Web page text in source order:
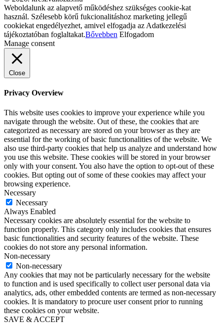
Weboldalunk az alapvető működéshez szükséges cookie-kat
használ. Szélesebb körű fukcionalitáshoz marketing jellegű
cookiekat engedélyezhet, amivel elfogadja az Adatkezelési
tájékoztatóban foglaltakat.Bővebben Elfogadom
Manage consent
Close
Privacy Overview
This website uses cookies to improve your experience while you
navigate through the website. Out of these, the cookies that are
categorized as necessary are stored on your browser as they are
essential for the working of basic functionalities of the website. We
also use third-party cookies that help us analyze and understand how
you use this website. These cookies will be stored in your browser
only with your consent. You also have the option to opt-out of these
cookies. But opting out of some of these cookies may affect your
browsing experience.
Necessary
Necessary
Always Enabled
Necessary cookies are absolutely essential for the website to
function properly. This category only includes cookies that ensures
basic functionalities and security features of the website. These
cookies do not store any personal information.
Non-necessary
Non-necessary
Any cookies that may not be particularly necessary for the website
to function and is used specifically to collect user personal data via
analytics, ads, other embedded contents are termed as non-necessary
cookies. It is mandatory to procure user consent prior to running
these cookies on your website.
SAVE & ACCEPT